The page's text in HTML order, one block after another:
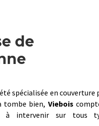
de
spécialisée en couverture
tombe bien, Viebois
à intervenir sur tous